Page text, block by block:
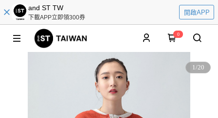
and ST TW
下載APP立即領300券
開啟APP
0
1/20